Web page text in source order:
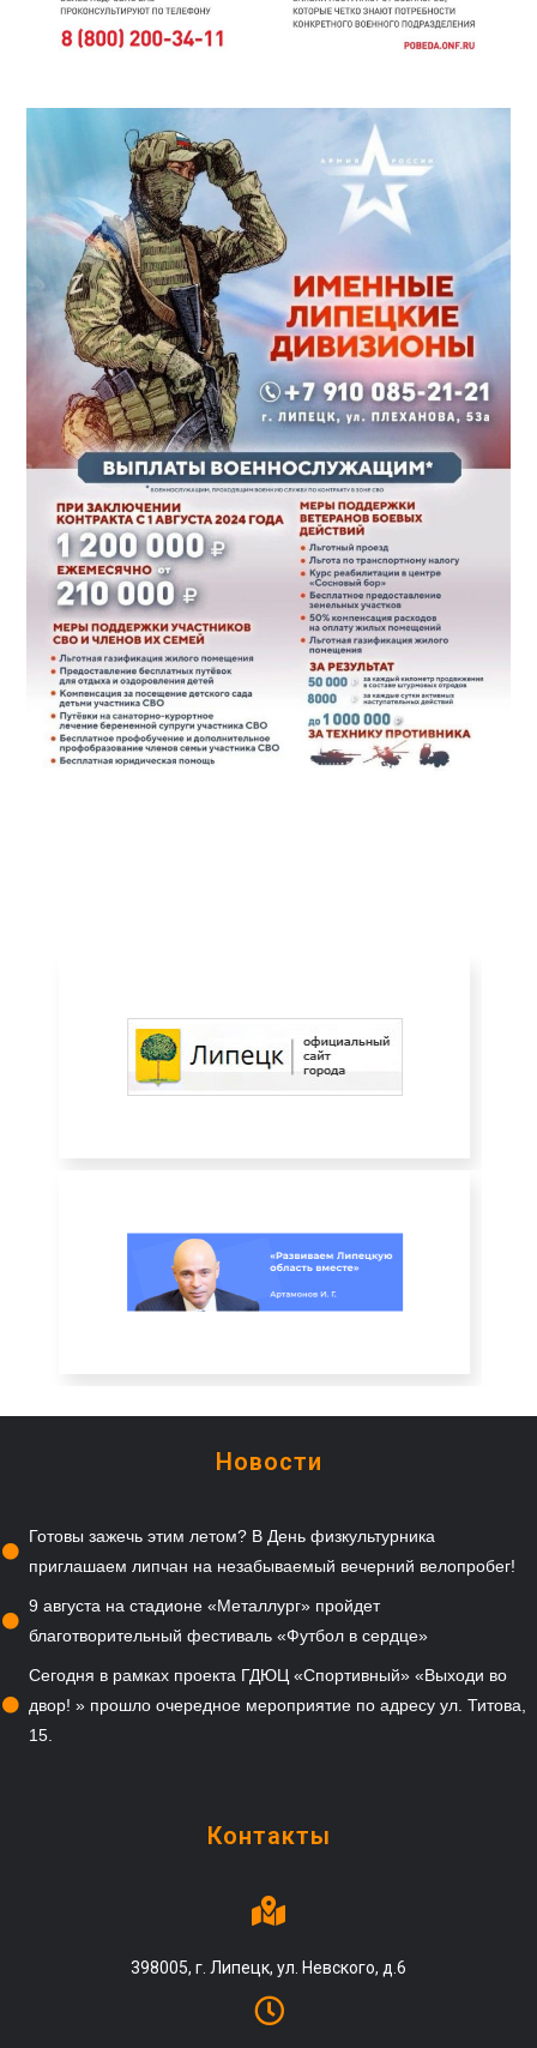
Новости
Готовы зажечь этим летом? В День физкультурника
приглашаем липчан на незабываемый вечерний велопробег!
9 августа на стадионе «Металлург» пройдет
благотворительный фестиваль «Футбол в сердце»
Сегодня в рамках проекта ГДЮЦ «Спортивный» «Выходи во
двор! » прошло очередное мероприятие по адресу ул. Титова,
15.
Контакты
398005, г. Липецк, ул. Невского, д.6